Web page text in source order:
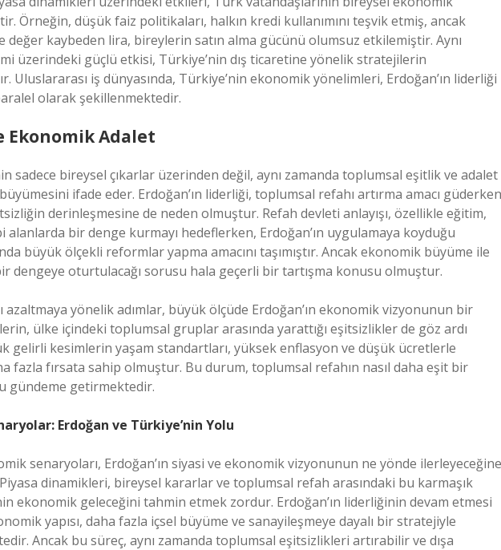
Örneğin, düşük faiz politikaları, halkın kredi kullanımını teşvik etmiş, ancak
değer kaybeden lira, bireylerin satın alma gücünü olumsuz etkilemiştir. Aynı
üzerindeki güçlü etkisi, Türkiye’nin dış ticaretine yönelik stratejilerin
Uluslararası iş dünyasında, Türkiye’nin ekonomik yönelimleri, Erdoğan’ın liderliği
olarak şekillenmektedir.
Ekonomik Adalet
sadece bireysel çıkarlar üzerinden değil, aynı zamanda toplumsal eşitlik ve adalet
ifade eder. Erdoğan’ın liderliği, toplumsal refahı artırma amacı
derinleşmesine de neden olmuştur. Refah devleti anlayışı, özellikle eğitim,
alanlarda bir denge kurmayı hedeflerken, Erdoğan’ın uygulamaya koyduğu
büyük ölçekli reformlar yapma amacını taşımıştır. Ancak ekonomik büyüme ile
dengeye oturtulacağı sorusu hala geçerli bir tartışma konusu olmuştur.
azaltmaya yönelik adımlar, büyük ölçüde Erdoğan’ın ekonomik vizyonunun bir
ülke içindeki toplumsal gruplar arasında yarattığı eşitsizlikler de göz ardı
gelirli kesimlerin yaşam standartları, yüksek enflasyon ve düşük ücretlerle
fazla fırsata sahip olmuştur. Bu durum, toplumsal refahın nasıl daha eşit bir
gündeme getirmektedir.
Erdoğan ve Türkiye’nin Yolu
senaryoları, Erdoğan’ın siyasi ve ekonomik vizyonunun ne yönde ilerleyeceğine
dinamikleri, bireysel kararlar ve toplumsal refah arasındaki bu karmaşık
ekonomik geleceğini tahmin etmek zordur. Erdoğan’ın liderliğinin devam etmesi
yapısı, daha fazla içsel büyüme ve sanayileşmeye dayalı bir stratejiyle
Ancak bu süreç, aynı zamanda toplumsal eşitsizlikleri artırabilir ve dışa